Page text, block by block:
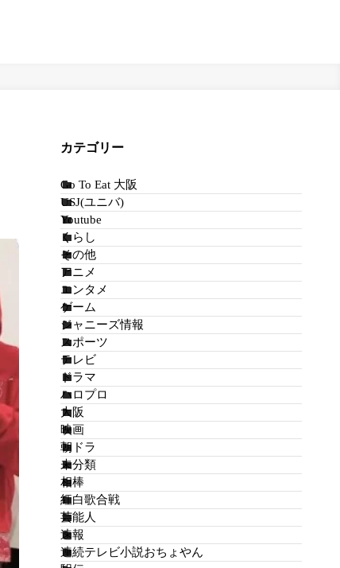
カテゴリー
Go To Eat 大阪
USJ(ユニバ)
Youtube
くらし
その他
アニメ
エンタメ
ゲーム
ジャニーズ情報
スポーツ
テレビ
ドラマ
ハロプロ
大阪
映画
朝ドラ
未分類
相棒
紅白歌合戦
芸能人
速報
連続テレビ小説おちょやん